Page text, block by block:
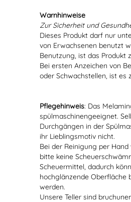
Warnhinweise
Zur Sicherheit und
Dieses Produkt darf nur
von Erwachsenen benutzt
Benutzung, ist das Produkt
Bei ersten Anzeichen von
oder Schwachstellen, ist es
Pflegehinweis: Das
spülmaschinengeeignet.
Durchgängen in der
ihr Lieblingsmotiv nicht.
Bei der Reinigung per
bitte keine
Scheuermittel, dadurch
hochglänzende Oberfläche
werden.
Unsere Teller sind